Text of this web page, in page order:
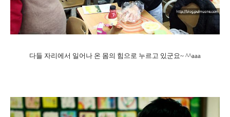
다들 자리에서 일어나 온 몸의 힘으로 누르고 있군요~ ^^aaa